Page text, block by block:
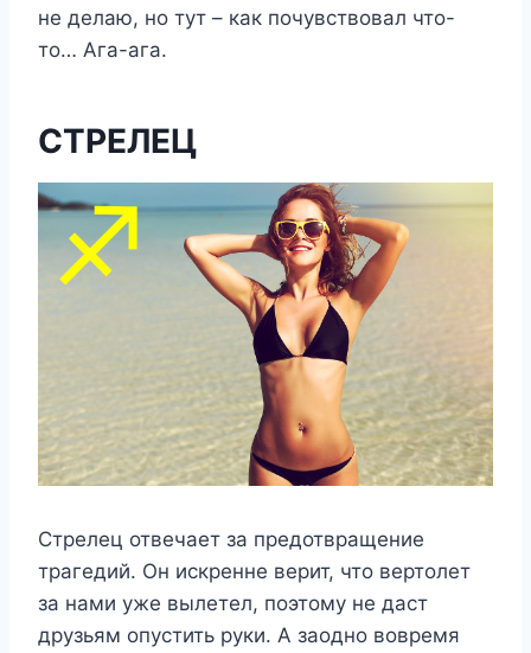
не делаю, но тут – как почувствовал что-
то… Ага-ага.
СТРЕЛЕЦ
Стрелец отвечает за предотвращение
трагедий. Он искренне верит, что вертолет
за нами уже вылетел, поэтому не даст
друзьям опустить руки. А заодно вовремя